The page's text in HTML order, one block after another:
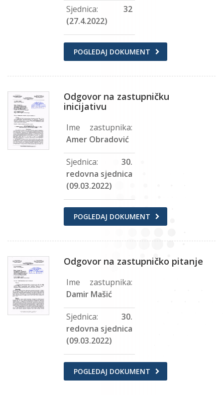
Sjednica: 32
(27.4.2022)
POGLEDAJ DOKUMENT
Odgovor na zastupničku
inicijativu
Ime zastupnika:
Amer Obradović
Sjednica: 30.
redovna sjednica
(09.03.2022)
POGLEDAJ DOKUMENT
Odgovor na zastupničko pitanje
Ime zastupnika:
Damir Mašić
Sjednica: 30.
redovna sjednica
(09.03.2022)
POGLEDAJ DOKUMENT